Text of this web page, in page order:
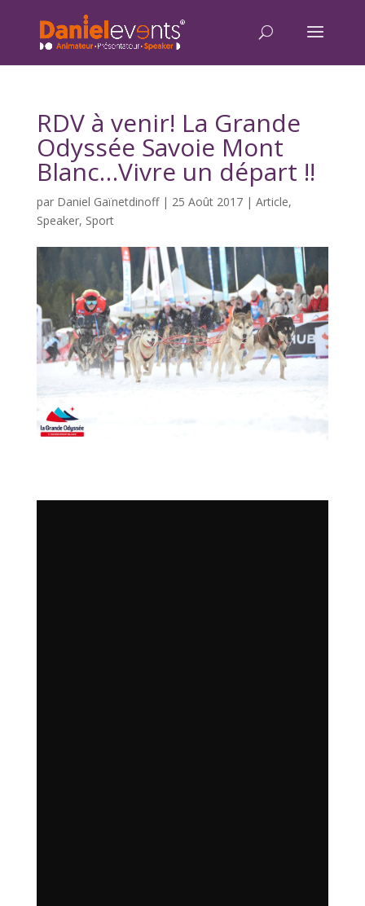
RDV à venir! La Grande
Odyssée Savoie Mont
Blanc…Vivre un départ !!
par Daniel Gaïnetdinoff| 25 Août 2017| Article,
Speaker, Sport